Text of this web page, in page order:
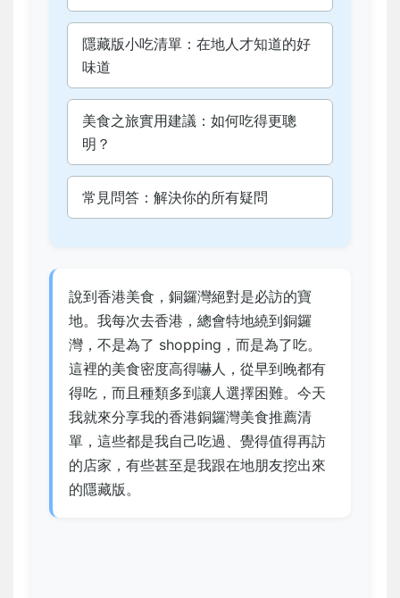
隱藏版小吃清單：在地人才知道的好
味道
美食之旅實用建議：如何吃得更聰
明？
常見問答：解決你的所有疑問
說到香港美食，銅鑼灣絕對是必訪的寶
地。我每次去香港，總會特地繞到銅鑼
灣，不是為了 shopping，而是為了吃。
這裡的美食密度高得嚇人，從早到晚都有
得吃，而且種類多到讓人選擇困難。今天
我就來分享我的香港銅鑼灣美食推薦清
單，這些都是我自己吃過、覺得值得再訪
的店家，有些甚至是我跟在地朋友挖出來
的隱藏版。